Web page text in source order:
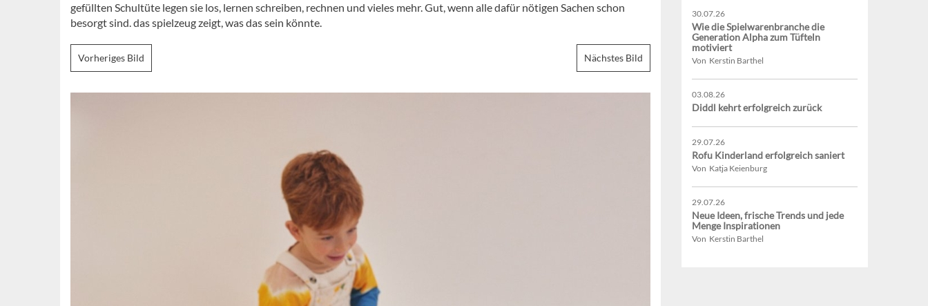
gefüllten Schultüte legen sie los, lernen schreiben, rechnen und vieles mehr. Gut, wenn alle dafür nötigen Sachen schon
besorgt sind. das spielzeug zeigt, was das sein könnte.
Vorheriges Bild Nächstes Bild
30.07.26
Wie die Spielwarenbranche die
Generation Alpha zum Tüfteln
motiviert
Von Kerstin Barthel
03.08.26
Diddl kehrt erfolgreich zurück
29.07.26
Rofu Kinderland erfolgreich saniert
Von Katja Keienburg
29.07.26
Neue Ideen, frische Trends und jede
Menge Inspirationen
Von Kerstin Barthel